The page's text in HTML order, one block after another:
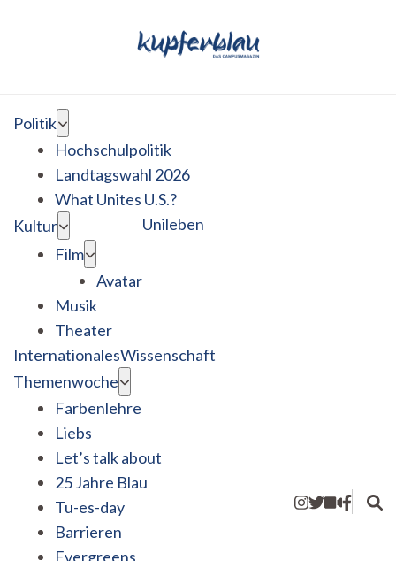
Politik
Hochschulpolitik
Landtagswahl 2026
What Unites U.S.?
Kultur
Film
Avatar
Musik
Theater
Unileben
InternationalesWissenschaft
Themenwoche
Farbenlehre
Liebs
Let’s talk about
25 Jahre Blau
Tu-es-day
Barrieren
Evergreens